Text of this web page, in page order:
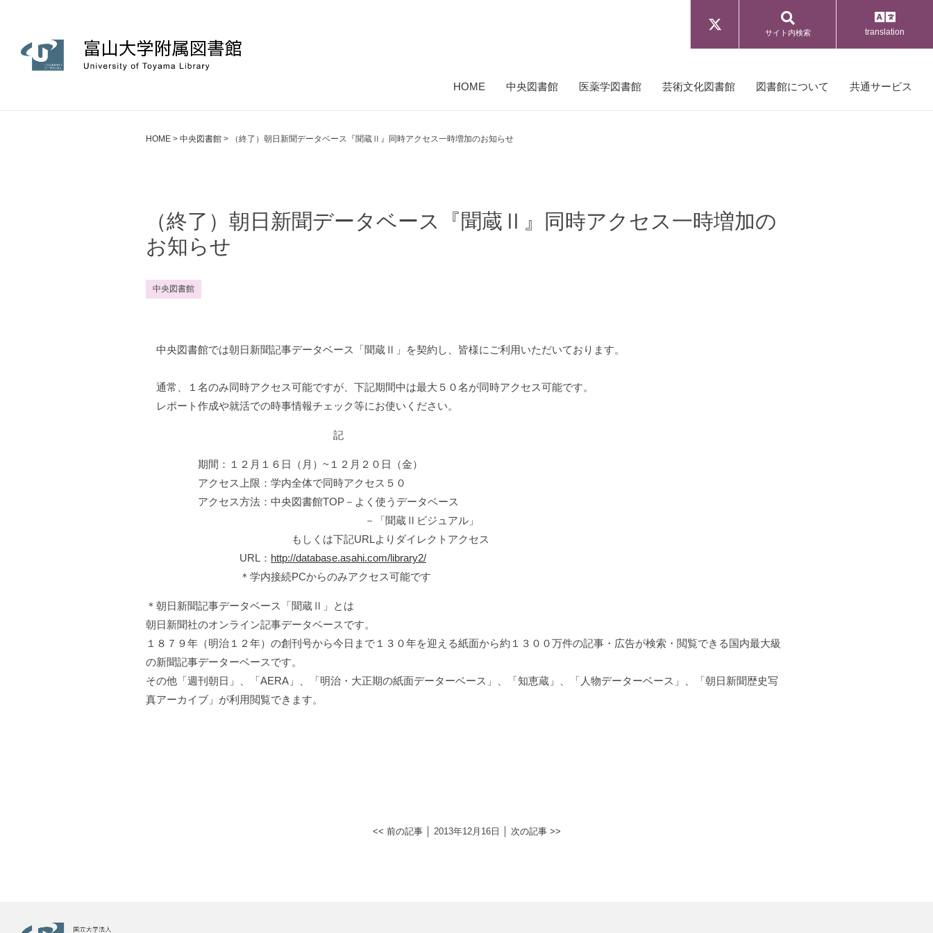
サイト内検索 translation
HOME 中央図書館 医薬学図書館 芸術文化図書館 図書館について 共通サービス
HOME > 中央図書館 > （終了）朝日新聞データベース『聞蔵Ⅱ』同時アクセス一時増加のお知らせ
（終了）朝日新聞データベース『聞蔵Ⅱ』同時アクセス一時増加の
お知らせ
中央図書館
中央図書館では朝日新聞記事データベース「聞蔵Ⅱ」を契約し、皆様にご利用いただいております。
通常、１名のみ同時アクセス可能ですが、下記期間中は最大５０名が同時アクセス可能です。
レポート作成や就活での時事情報チェック等にお使いください。
記
期間：１２月１６日（月）~１２月２０日（金）
アクセス上限：学内全体で同時アクセス５０
アクセス方法：中央図書館TOP－よく使うデータベース
－「聞蔵Ⅱビジュアル」
もしくは下記URLよりダイレクトアクセス
URL： http://database.asahi.com/library2/
＊学内接続PCからのみアクセス可能です
＊朝日新聞記事データベース「聞蔵Ⅱ」とは
朝日新聞社のオンライン記事データベースです。
１８７９年（明治１２年）の創刊号から今日まで１３０年を迎える紙面から約１３００万件の記事・広告が検索・閲覧できる国内最大級
の新聞記事データーベースです。
その他「週刊朝日」、「AERA」、「明治・大正期の紙面データーベース」、「知恵蔵」、「人物データーベース」、「朝日新聞歴史写
真アーカイブ」が利用閲覧できます。
<< 前の記事│ 2013年12月16日 │ 次の記事 >>